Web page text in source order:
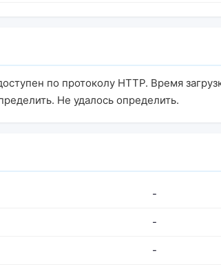
по протоколу HTTP. Время
Не удалось определить.
-
-
-